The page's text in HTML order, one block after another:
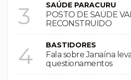
3 SAÚDE PARACURU
POSTO DE SAÚDE
RECONSTRUIDO
4 BASTIDORES
Fala sobre Janaína
questionamentos